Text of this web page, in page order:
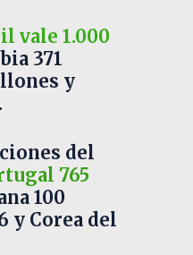
vale 1.000
371
y
del
765
100
y Corea del